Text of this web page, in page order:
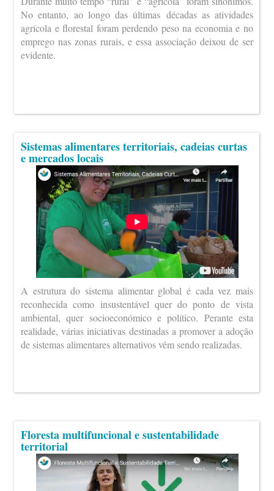
No entanto, ao longo das últimas décadas as atividades
agrícola e florestal foram perdendo peso na economia e no
emprego nas zonas rurais, e essa associação deixou de ser
evidente.
Sistemas alimentares territoriais, cadeias curtas
e mercados locais
A estrutura do sistema alimentar global é cada vez mais
reconhecida como insustentável quer do ponto de vista
ambiental, quer socioeconómico e político. Perante esta
realidade, várias iniciativas destinadas a promover a adoção
de sistemas alimentares alternativos vêm sendo realizadas.
Floresta multifuncional e sustentabilidade
territorial